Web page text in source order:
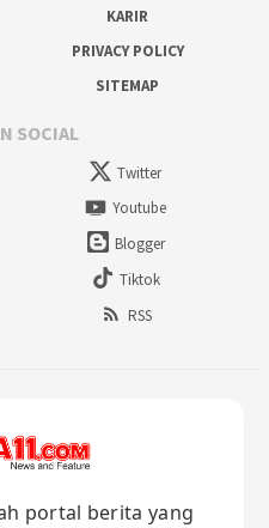
KARIR
PRIVACY POLICY
SITEMAP
SOCIAL
Twitter
Youtube
Blogger
Tiktok
RSS
portal berita yang